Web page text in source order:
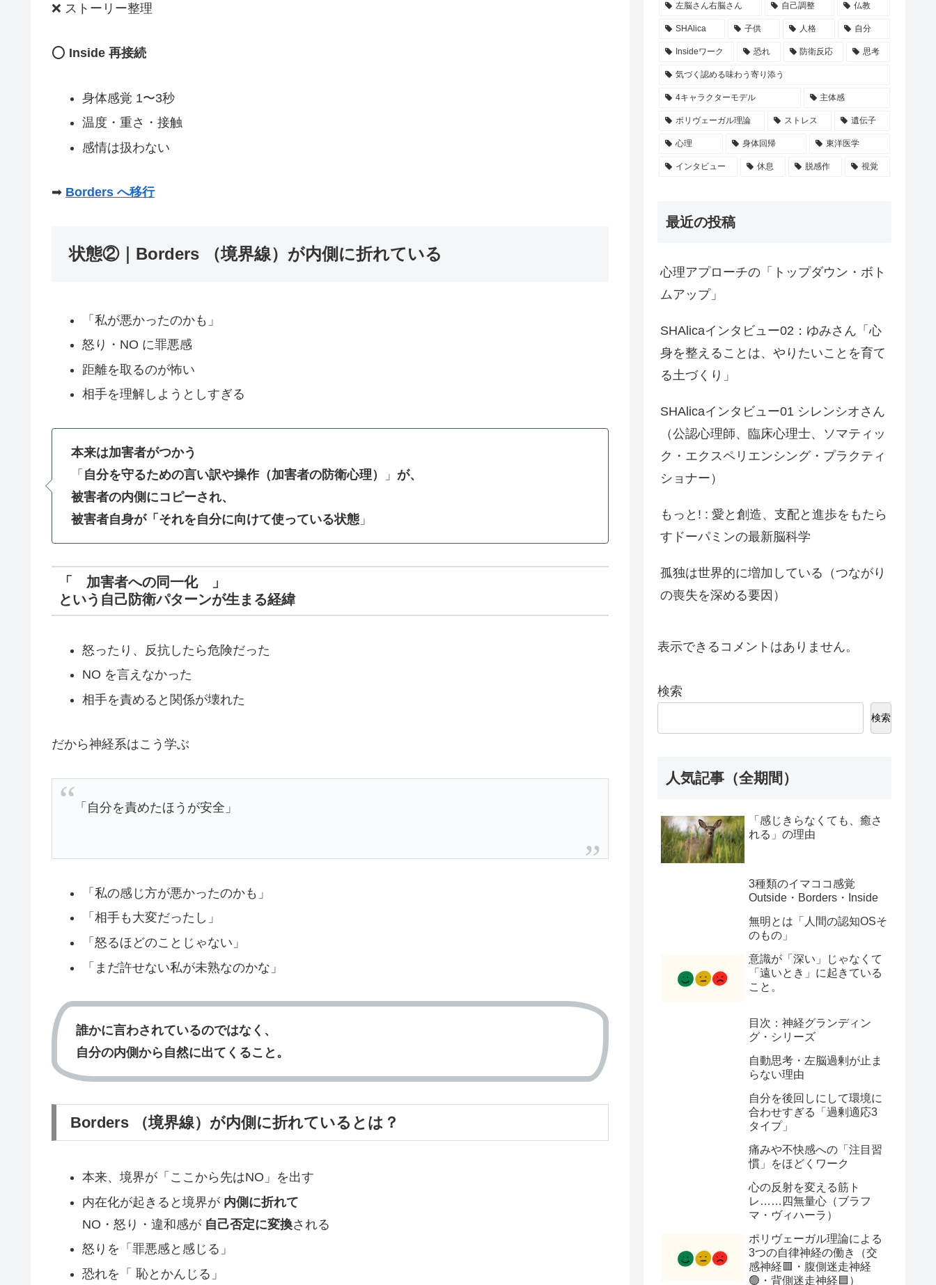
❌ ストーリー整理
⭕ Inside 再接続
身体感覚 1〜3秒
温度・重さ・接触
感情は扱わない
➡ Borders へ移行
状態②｜ Borders （境界線）が内側に折れている
「私が悪かったのかも」
怒り・NO に罪悪感
距離を取るのが怖い
相手を理解しようとしすぎる
本来は加害者がつかう
「 自分を守るための言い訳や操作（加害者の防衛心理） 」 が、
被害者の内側にコピーされ、
被害者自身が「それを自分に向けて使っている状態 」
「 加害者への同一化 」
という自己防衛パターンが生まる経緯
怒ったり、反抗したら危険だった
NO を言えなかった
相手を責めると関係が壊れた
だから神経系はこう学ぶ
「自分を責めたほうが安全」
「私の感じ方が悪かったのかも」
「相手も大変だったし」
「怒るほどのことじゃない」
「まだ許せない私が未熟なのかな」
誰かに言わされているのではなく、
自分の内側から自然に出てくること。
Borders （境界線）が内側に折れている とは？
本来、境界が「ここから先はNO」を出す
内在化が起きると境界が 内側に折れて
NO・怒り・違和感が 自己否定に変換される
怒りを「罪悪感と感じる」
恐れを「 恥とかんじる」
左脳さん右脳さん 自己調整 仏教
SHAlica 子供 人格 自分
Insideワーク 恐れ 防衛反応 思考
気づく認める味わう寄り添う
4キャラクターモデル 主体感
ポリヴェーガル理論 ストレス 遺伝子
心理 身体回帰 東洋医学
インタビュー 休息 脱感作 視覚
最近の投稿
心理アプローチの「トップダウン・ボト
ムアップ」
SHAlicaインタビュー02：ゆみさん「心
身を整えることは、やりたいことを育て
る土づくり」
SHAlicaインタビュー01 シレンシオさん
（公認心理師、臨床心理士、ソマティッ
ク・エクスペリエンシング・プラクティ
ショナー）
もっと! : 愛と創造、支配と進歩をもたら
すドーパミンの最新脳科学
孤独は世界的に増加している（つながり
の喪失を深める要因）
表示できるコメントはありません。
検索
検索
人気記事（全期間）
「感じきらなくても、癒さ
れる」の理由
3種類のイマココ感覚
Outside・Borders・Inside
無明とは「人間の認知OSそ
のもの」
意識が「深い」じゃなくて
「遠いとき」に起きている
こと。
目次：神経グランディン
グ・シリーズ
自動思考・左脳過剰が止ま
らない理由
自分を後回しにして環境に
合わせすぎる「過剰適応3
タイプ」
痛みや不快感への「注目習
慣」をほどくワーク
心の反射を変える筋ト
レ……四無量心（ブラフ
マ・ヴィハーラ）
ポリヴェーガル理論による
3つの自律神経の働き（交
感神経🟥・腹側迷走神経
🟢・背側迷走神経🟦）